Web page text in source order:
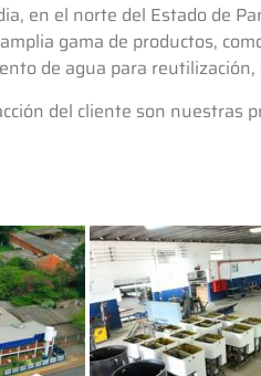
en el norte del Estado de
gama de productos,
de agua para
del cliente son nuestras